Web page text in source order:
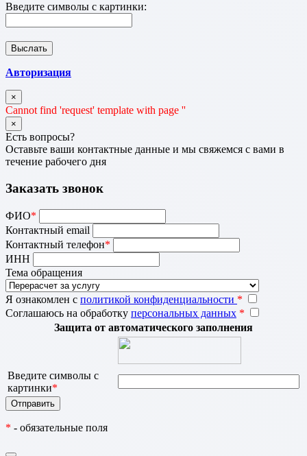
Введите символы с картинки:
Авторизация
×
Cannot find 'request' template with page ''
×
Есть вопросы?
Оставьте ваши контактные данные и мы свяжемся с вами в
течение рабочего дня
Заказать звонок
ФИО*
Контактный email
Контактный телефон*
ИНН
Тема обращения
Я ознакомлен с политикой конфиденциальности *
Соглашаюсь на обработку персональных данных *
Защита от автоматического заполнения
Введите символы с
картинки*
* - обязательные поля